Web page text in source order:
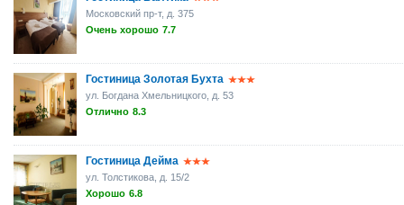
Московский пр-т, д. 375
Очень хорошо 7.7
Гостиница Золотая Бухта
ул. Богдана Хмельницкого, д. 53
Отлично 8.3
Гостиница Дейма
ул. Толстикова, д. 15/2
Хорошо 6.8